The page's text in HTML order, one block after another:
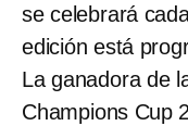
se celebrará
edición está
La ganadora de
Champions Cup